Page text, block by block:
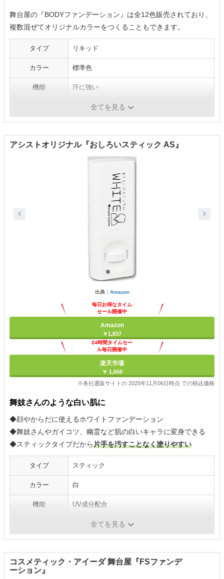
舞台屋の『BODYファンデーション』は全12色販売されており、
複数混ぜてオリジナルカラーをつくることもできます。
タイプ リキッド
カラー 標準色
機能 汗に強い
全てを見る
アシストオリジナル『おしろいスティック AS』
出典： Amazon
毎日お得なタイム
セール開催中
Amazon
￥1,837
24時間タイムセー
ル毎日開催中
楽天市場
￥ 1,650
※各社通販サイトの 2025年11月06日時点 での税込価格
舞妓さんのような白い肌に
◆顔やからだに使えるホワイトファンデーション
◆舞妓さんやガイコツ、幽霊など肌の白いキャラに変身できる
◆スティックタイプだから片手を汚すことなく塗りやすい
タイプ スティック
カラー 白
機能 UV成分配合
ミツロウ全てを見る
コスメティック・アイーダ 舞台屋『FSファンデ
ーション』